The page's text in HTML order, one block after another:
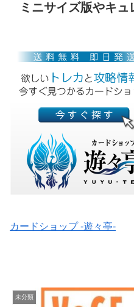
ミニサイズ版やキュ
カードショップ -遊々亭-
未分類